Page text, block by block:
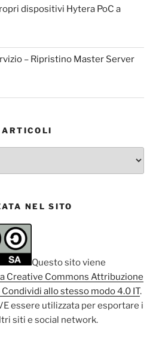
dispositivi Hytera PoC a
– Ripristino Master Server
NEL SITO
Questo sito viene
Creative Commons Attribuzione
allo stesso modo 4.0 IT.
essere utilizzata per esportare i
siti e social network.